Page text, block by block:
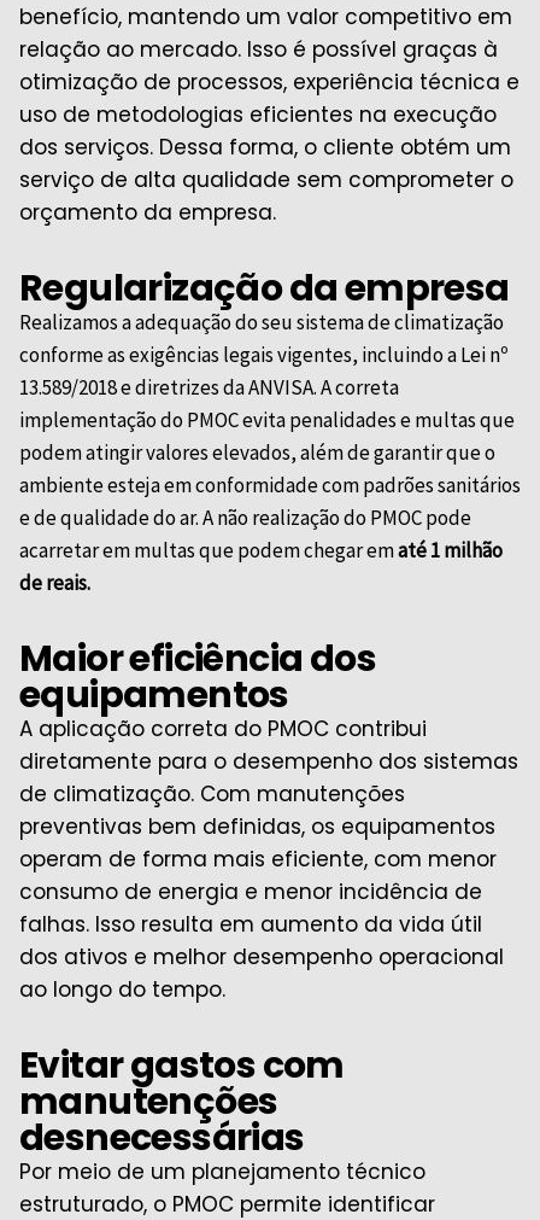
benefício, mantendo um valor competitivo em
relação ao mercado. Isso é possível graças à
otimização de processos, experiência técnica e
uso de metodologias eficientes na execução
dos serviços. Dessa forma, o cliente obtém um
serviço de alta qualidade sem comprometer o
orçamento da empresa.
Regularização da empresa
Realizamos a adequação do seu sistema de climatização
conforme as exigências legais vigentes, incluindo a Lei nº
13.589/2018 e diretrizes daANVISA. A correta
implementação do PMOC evita penalidades e multas que
podem atingir valores elevados, além de garantir que o
ambiente esteja em conformidade com padrões sanitários
e de qualidade do ar. A não realização do PMOC pode
acarretar em multas que podem chegar ematé 1 milhão
de reais.
Maior eficiência dos
equipamentos
A aplicação correta do PMOC contribui
diretamente para o desempenho dos sistemas
de climatização. Com manutenções
preventivas bem definidas, os equipamentos
operam de forma mais eficiente, com menor
consumo de energia e menor incidência de
falhas. Isso resulta em aumento da vida útil
dos ativos e melhor desempenho operacional
ao longo do tempo.
Evitar gastos com
manutenções
desnecessárias
Por meio de um planejamento técnico
estruturado, o PMOC permite identificar